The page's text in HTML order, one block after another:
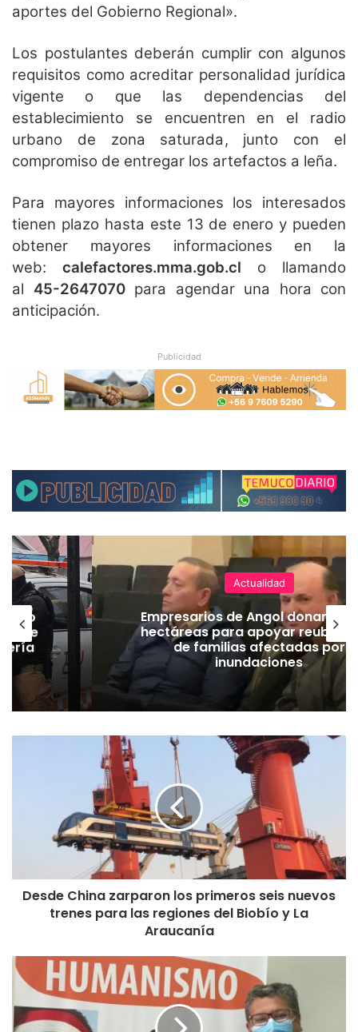
aportes del Gobierno Regional».
Los postulantes deberán cumplir con algunos
requisitos como acreditar personalidad jurídica
vigente o que las dependencias del
establecimiento se encuentren en el radio
urbano de zona saturada, junto con el
compromiso de entregar los artefactos a leña.
Para mayores informaciones los interesados
tienen plazo hasta este 13 de enero y pueden
obtener mayores informaciones en la
web: calefactores.mma.gob.cl o llamando
al 45-2647070para agendar una hora con
anticipación.
Publicidad
de
Actualidad
Empresarios de Angol donan
hectáreas para apoyar
de familias afectadas por
inundaciones
n
p
o
n
Desde China zarparon los primeros seis nuevos
trenes para las regiones del Biobío y La
Araucanía
P